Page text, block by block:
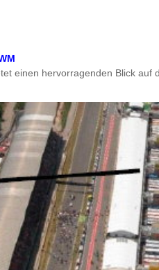
einen hervorragenden Blick auf